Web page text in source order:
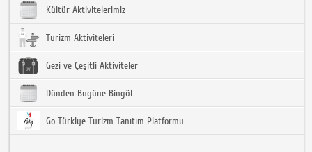
Kültür Aktivitelerimiz
Turizm Aktiviteleri
Gezi ve Çeşitli Aktiviteler
Dünden Bugüne Bingöl
Go Türkiye Turizm Tanıtım Platformu